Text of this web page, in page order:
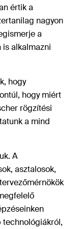
értik a
nagyon
a
alkalmazni
hogy
hogy miért
rögzítési
a mind
A
asztalosok,
technológiákról,